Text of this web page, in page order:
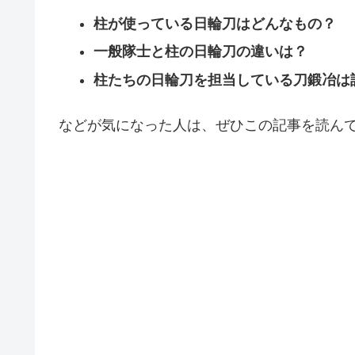
柱が使っている日輪刀はどんなもの？
一般隊士と柱の日輪刀の違いは？
柱たちの日輪刀を担当している刀鍛冶は
などが気になった人は、ぜひこの記事を読ん